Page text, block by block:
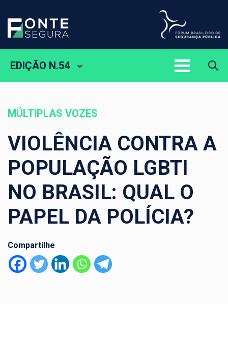
EDIÇÃO N.54
MÚLTIPLAS VOZES
VIOLÊNCIA CONTRA A
POPULAÇÃO LGBTI
NO BRASIL: QUAL O
PAPEL DA POLÍCIA?
Compartilhe